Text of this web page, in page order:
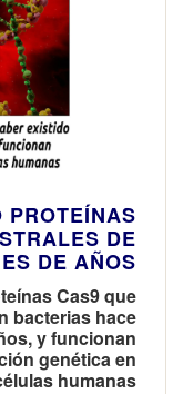
PROTEÍNAS
DE
DE AÑOS
Cas9 que
bacterias hace
y funcionan
genética en
humanas